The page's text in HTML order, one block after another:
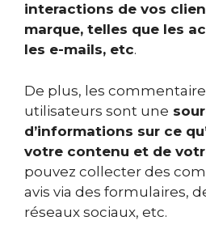
interactions de vos
marque, telles que les
les e-mails, etc.
De plus, les
utilisateurs sont une
d’informations sur ce
votre contenu et de
pouvez collecter des
avis via des formulaires,
réseaux sociaux, etc.